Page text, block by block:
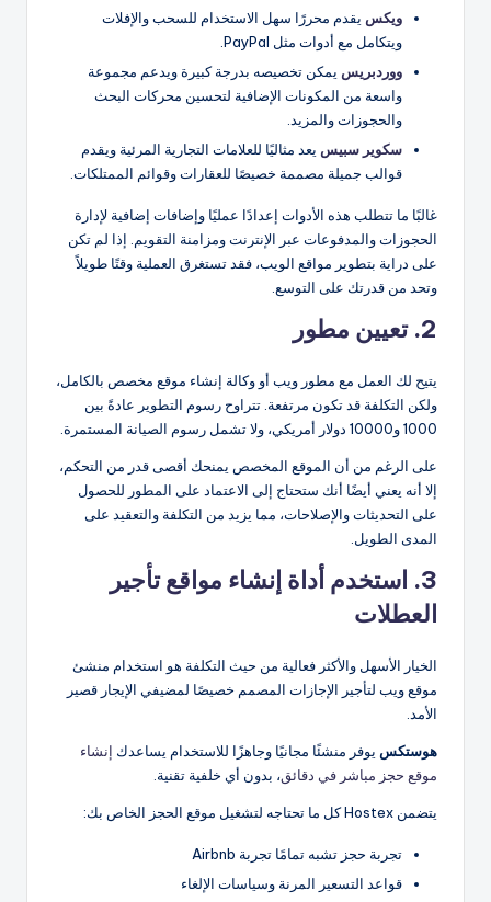
ويكس يقدم محررًا سهل الاستخدام للسحب والإفلات
ويتكامل مع أدوات مثل PayPal.
ووردبريس يمكن تخصيصه بدرجة كبيرة ويدعم مجموعة
واسعة من المكونات الإضافية لتحسين محركات البحث
والحجوزات والمزيد.
سكوير سبيس يعد مثاليًا للعلامات التجارية المرئية ويقدم
قوالب جميلة مصممة خصيصًا للعقارات وقوائم الممتلكات.
غالبًا ما تتطلب هذه الأدوات إعدادًا عمليًا وإضافات إضافية لإدارة
الحجوزات والمدفوعات عبر الإنترنت ومزامنة التقويم. إذا لم تكن
على دراية بتطوير مواقع الويب، فقد تستغرق العملية وقتًا طويلاً
وتحد من قدرتك على التوسع.
2. تعيين مطور
يتيح لك العمل مع مطور ويب أو وكالة إنشاء موقع مخصص بالكامل،
ولكن التكلفة قد تكون مرتفعة. تتراوح رسوم التطوير عادةً بين
1000 و10000 دولار أمريكي، ولا تشمل رسوم الصيانة المستمرة.
على الرغم من أن الموقع المخصص يمنحك أقصى قدر من التحكم،
إلا أنه يعني أيضًا أنك ستحتاج إلى الاعتماد على المطور للحصول
على التحديثات والإصلاحات، مما يزيد من التكلفة والتعقيد على
المدى الطويل.
3. استخدم أداة إنشاء مواقع تأجير
العطلات
الخيار الأسهل والأكثر فعالية من حيث التكلفة هو استخدام منشئ
موقع ويب لتأجير الإجازات المصمم خصيصًا لمضيفي الإيجار قصير
الأمد.
هوستكس يوفر منشئًا مجانيًا وجاهزًا للاستخدام يساعدك إنشاء
موقع حجز مباشر في دقائق، بدون أي خلفية تقنية.
يتضمن Hostex كل ما تحتاجه لتشغيل موقع الحجز الخاص بك:
تجربة حجز تشبه تمامًا تجربة Airbnb
قواعد التسعير المرنة وسياسات الإلغاء